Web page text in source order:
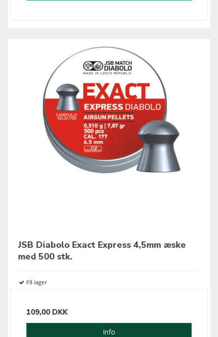
JSB Diabolo Exact Express 4,5mm æske
med 500 stk.
På lager
109,00 DKK
Info